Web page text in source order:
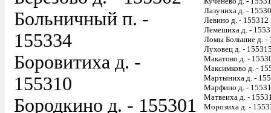
Больничный п. -
155334
Боровитиха д. -
155310
Бородкино д. - 155301
Лазуниха д. -
Левино д. - 155312
Лемешиха д. -
Ломы Большие д. -
Луховец д. -
Макатово д. -
Максимково д. -
Мартыниха д. -
Марфино д. -
Матвеиха д. -
Морозиха д. -